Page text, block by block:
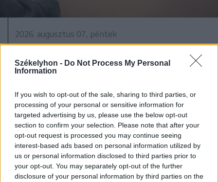
Székelyhon - Do Not Process My Personal
Information
If you wish to opt-out of the sale, sharing to third parties, or
processing of your personal or sensitive information for
targeted advertising by us, please use the below opt-out
section to confirm your selection. Please note that after your
opt-out request is processed you may continue seeing
interest-based ads based on personal information utilized by
us or personal information disclosed to third parties prior to
your opt-out. You may separately opt-out of the further
disclosure of your personal information by third parties on the
2026. augusztus 07., péntek
épülnek és bővülnek Csíkszéken